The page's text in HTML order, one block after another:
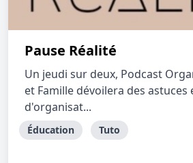
Pause Réalité
Un jeudi sur deux, Podcast
et Famille dévoilera des astuces
d'organisat...
Éducation Tuto